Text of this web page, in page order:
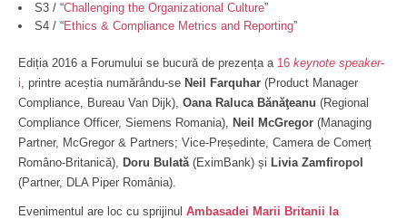
S3 / “Challenging the Organizational Culture”
S4 / “Ethics & Compliance Metrics and Reporting”
Ediția 2016 a Forumului se bucură de prezența a 16 keynote speaker-
i, printre aceștia numărându-se Neil Farquhar (Product Manager
Compliance, Bureau Van Dijk), Oana Raluca Bănăţeanu (Regional
Compliance Officer, Siemens Romania), Neil McGregor (Managing
Partner, McGregor & Partners; Vice-Președinte, Camera de Comerț
Româno-Britanică), Doru Bulată(EximBank) și Livia Zamfiropol
(Partner, DLA Piper România).
Evenimentul are loc cu sprijinul Ambasadei Marii Britanii la